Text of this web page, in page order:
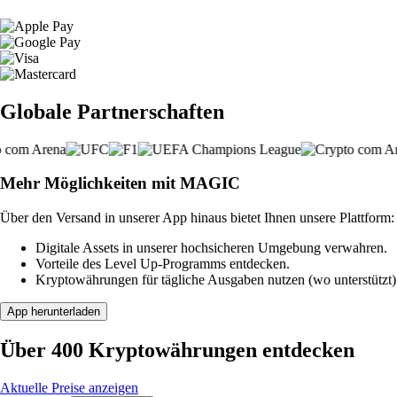
Globale Partnerschaften
Mehr Möglichkeiten mit MAGIC
Über den Versand in unserer App hinaus bietet Ihnen unsere Plattform:
Digitale Assets in unserer hochsicheren Umgebung verwahren.
Vorteile des Level Up-Programms entdecken.
Kryptowährungen für tägliche Ausgaben nutzen (wo
App herunterladen
Über 400 Kryptowährungen entdecken
Aktuelle Preise anzeigen